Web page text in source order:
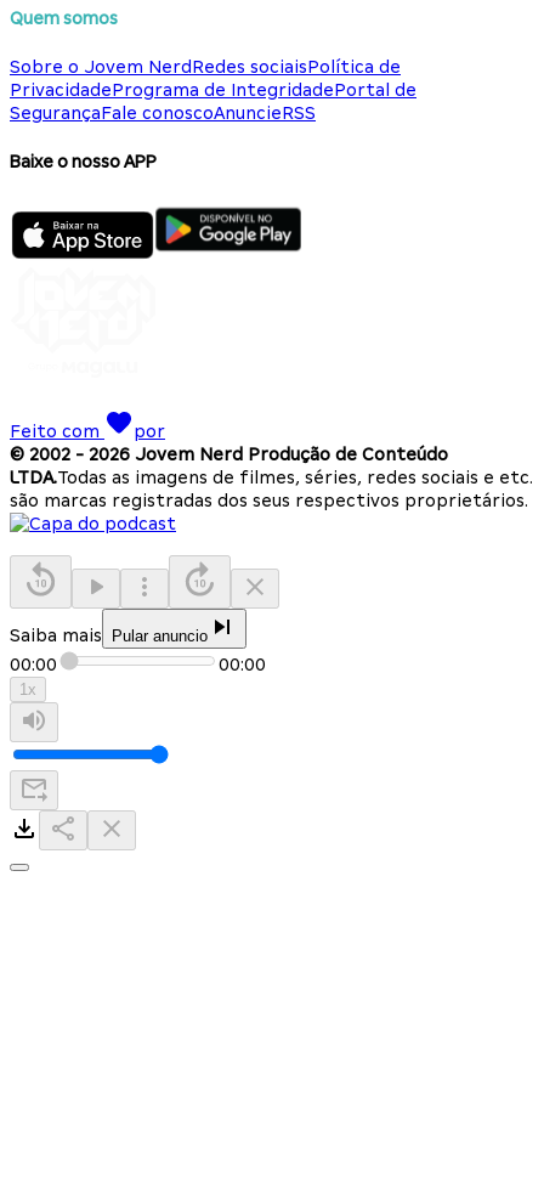
Quem somos
Sobre o Jovem NerdRedes sociaisPolítica de
PrivacidadePrograma de IntegridadePortal de
SegurançaFale conoscoAnuncieRSS
Baixe o nosso APP
Feito com
por
© 2002 - 2026 Jovem Nerd Produção de Conteúdo
LTDA.Todas as imagens de filmes, séries, redes sociais e etc.
são marcas registradas dos seus respectivos proprietários.
Saiba mais Pular anuncio
00:00 00:00
1x